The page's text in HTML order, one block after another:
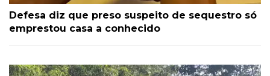
Defesa diz que preso suspeito de sequestro só
emprestou casa a conhecido